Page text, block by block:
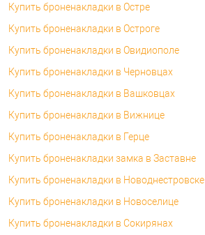
Купить броненакладки в Остре
Купить броненакладки в Остроге
Купить броненакладки в Овидиополе
Купить броненакладки в Черновцах
Купить броненакладки в Вашковцах
Купить броненакладки в Вижнице
Купить броненакладки в Герце
Купить броненакладки замка в Заставне
Купить броненакладки в Новоднестровске
Купить броненакладки в Новоселице
Купить броненакладки в Сокирянах